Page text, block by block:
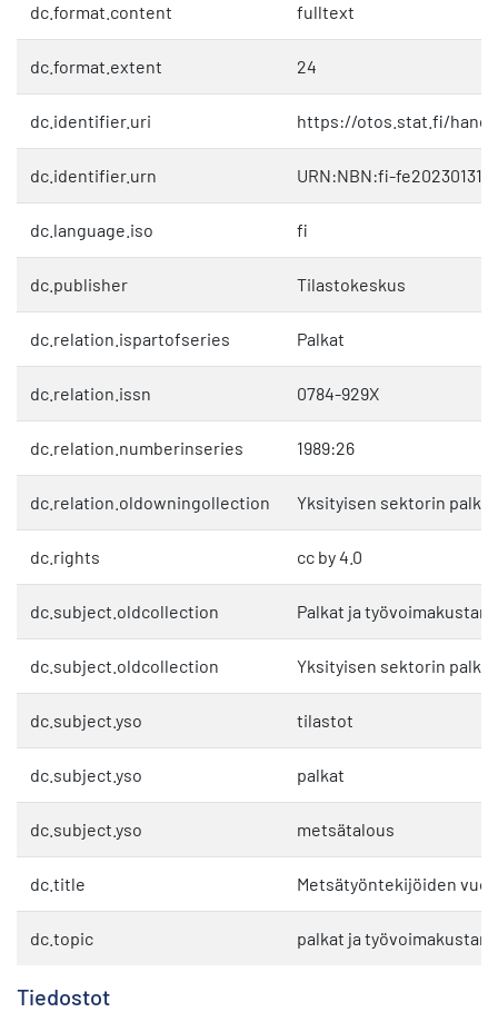
dc.format.content fulltext
dc.format.extent 24
dc.identifier.uri https://otos.stat.fi/
dc.identifier.urn URN:NBN:fi-
dc.language.iso fi
dc.publisher Tilastokeskus
dc.relation.ispartofseries Palkat
dc.relation.issn 0784-929X
dc.relation.numberinseries 1989:26
dc.relation.oldowningollection Yksityisen sektorin palkat
dc.rights cc by 4.0
dc.subject.oldcollection Palkat ja
dc.subject.oldcollection Yksityisen sektorin palkat
dc.subject.yso tilastot
dc.subject.yso palkat
dc.subject.yso metsätalous
dc.title Metsätyöntekijöiden
dc.topic palkat ja
Tiedostot